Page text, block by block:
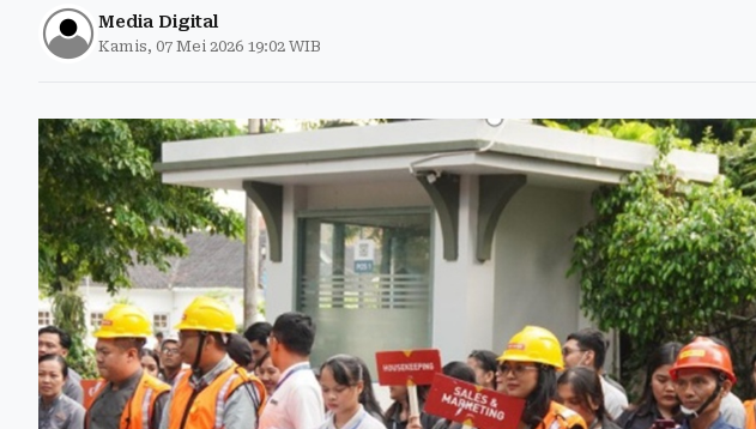
Media Digital
Kamis, 07 Mei 2026 19:02 WIB